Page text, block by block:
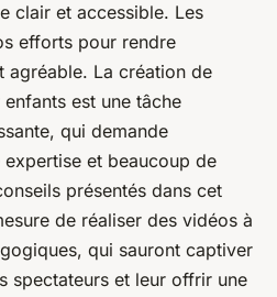
clair et accessible. Les
efforts pour rendre
agréable. La création de
est une tâche
qui demande
et beaucoup de
présentés dans cet
de réaliser des vidéos à
qui sauront captiver
spectateurs et leur offrir une